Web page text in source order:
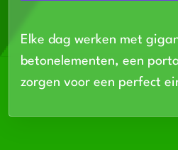
Elke dag werken met
betonelementen, een
zorgen voor een perfect